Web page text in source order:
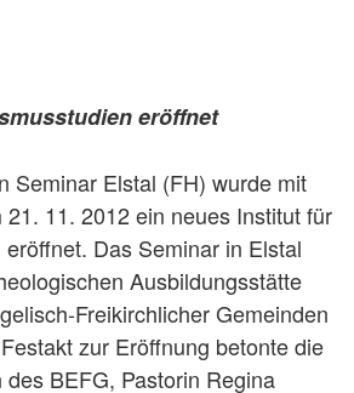
eröffnet
Seminar Elstal (FH) wurde mit
11. 2012 ein neues Institut für
Das Seminar in Elstal
Ausbildungsstätte
Freikirchlicher Gemeinden
zur Eröffnung betonte die
BEFG, Pastorin Regina